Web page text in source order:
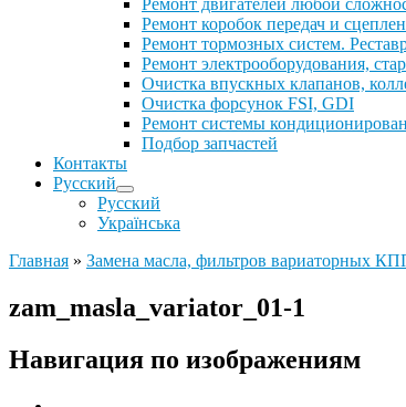
Ремонт двигателей любой
Ремонт коробок передач и
Ремонт тормозных систем.
Ремонт электрооборудования,
Очистка впускных клапанов,
Очистка форсунок FSI, GDI
Ремонт системы
Подбор запчастей
Контакты
Русский
Русский
Українська
Главная » Замена масла, фильтров вариаторных
zam_masla_variator_01-1
Навигация по изображениям